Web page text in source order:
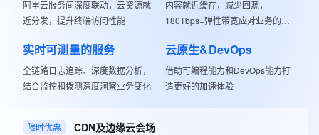
阿里云服务间深度联动，云资源就
近分发，提升终端访问性能
内容就近缓存，减少回源，
180Tbps+弹性带宽应对业务的波
实时可测量的服务
全链路日志追踪、深度数据分析，
结合监控和拨测深度洞察业务变化
云原生&DevOps
借助可编程能力和DevOps能力打
造更好的加速体验
限时优惠
CDN及边缘云会场